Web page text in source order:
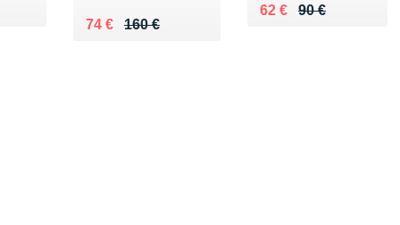
160 €
Au lieu de 160 €
74 €
Vendu 74 €
90 €
Au lieu de 90 €
62 €
Vendu 62 €